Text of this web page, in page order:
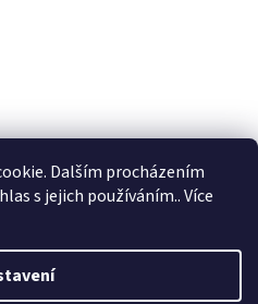
Dalším procházením
s jejich používáním.. Více
Shoptet